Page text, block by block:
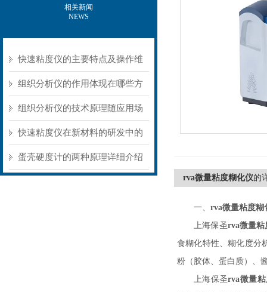
相关新闻
NEWS
快速粘度仪的主要特点及操作维
护方式
组织分析仪的作用体现在哪些方
面？
组织分析仪的技术原理随应用场
景不同存在明显差异
快速粘度仪在新材料的研发中的
应用
蛋壳硬度计的两种原理详细介绍
rva微量粘度糊化仪的
一、 rva微量粘度糊
上海保圣rva微量粘
食糊化特性、糊化度分
粉（胶体、蛋白质）、
上海保圣rva微量